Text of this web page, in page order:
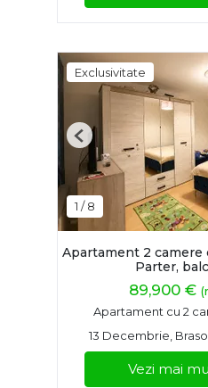
Exclusivitate
1 /8
Previous
Apartament 2 camere
Parter,
89,900 €
Apartament cu 2
13 Decembrie,
Vezi mai